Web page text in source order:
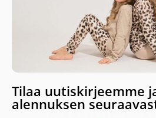
Tilaa uutiskirjeemme
alennuksen